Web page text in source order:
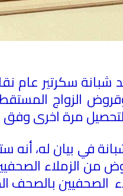
سكرتير عام
الزواج
مرة اخرى وفق
في بيان له، أنه
من الزملاء
الصحفيين بالصحف